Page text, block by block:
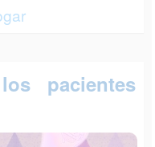
pacientes